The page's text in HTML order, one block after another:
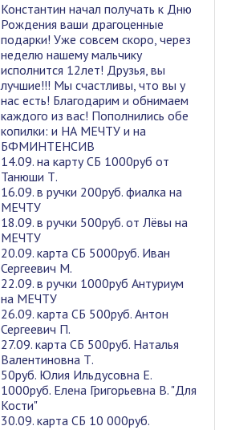
Константин начал получать к Дню
Рождения ваши драгоценные
подарки! Уже совсем скоро, через
неделю нашему мальчику
исполнится 12лет! Друзья, вы
лучшие!!! Мы счастливы, что вы у
нас есть! Благодарим и обнимаем
каждого из вас! Пополнились обе
копилки: и НА МЕЧТУ и на
БФМИНТЕНСИВ
14.09. на карту СБ 1000руб от
Танюши Т.
16.09. в ручки 200руб. фиалка на
МЕЧТУ
18.09. в ручки 500руб. от Лёвы на
МЕЧТУ
20.09. карта СБ 5000руб. Иван
Сергеевич М.
22.09. в ручки 1000руб Антуриум
на МЕЧТУ
26.09. карта СБ 500руб. Антон
Сергеевич П.
27.09. карта СБ 500руб. Наталья
Валентиновна Т.
50руб. Юлия Ильдусовна Е.
1000руб. Елена Григорьевна В. "Для
Кости"
30.09. карта СБ 10 000руб.